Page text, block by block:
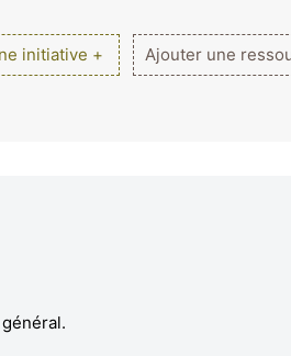
initiative + Ajouter une